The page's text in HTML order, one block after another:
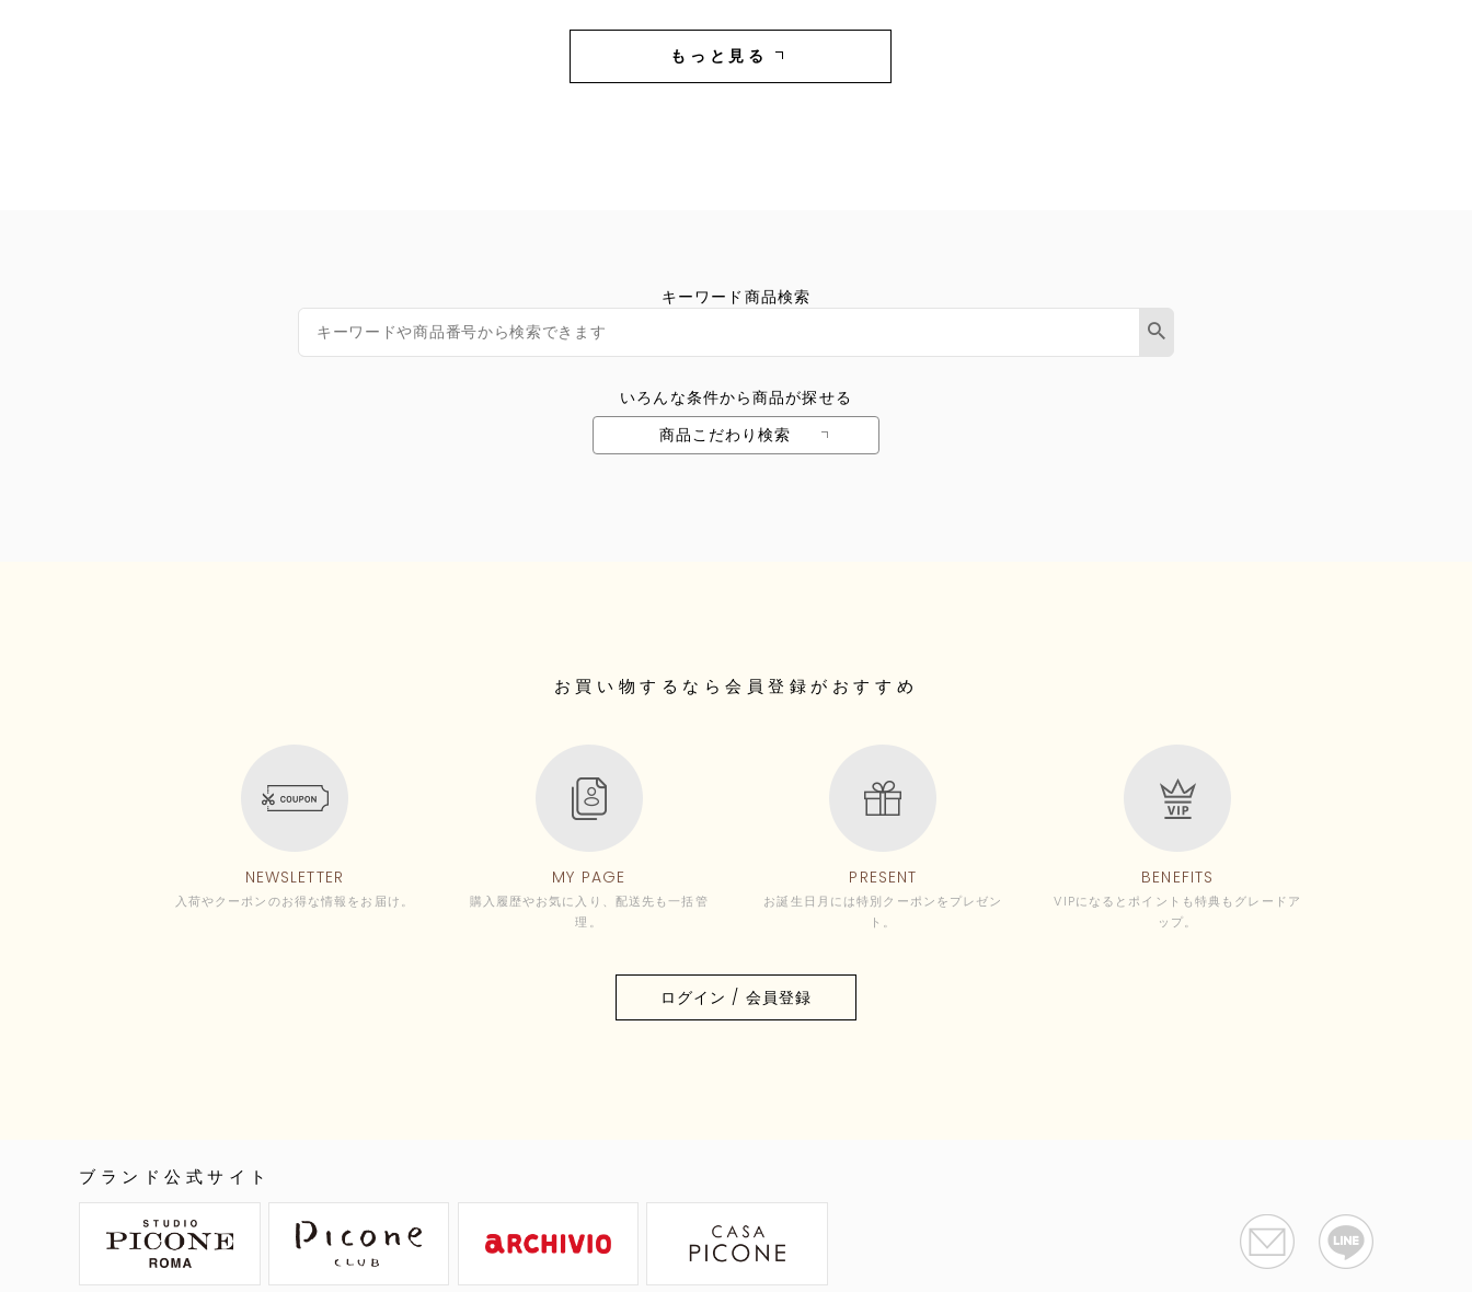
もっと見る
キーワード商品検索
いろんな条件から商品が探せる
商品こだわり検索
お買い物するなら会員登録がおすすめ
NEWSLETTER
入荷やクーポンのお得な情報をお届け。
MY PAGE
購入履歴やお気に入り、配送先も一括管
理。
PRESENT
お誕生日月には特別クーポンをプレゼン
ト。
BENEFITS
VIPになるとポイントも特典もグレードア
ップ。
ログイン / 会員登録
ブランド公式サイト